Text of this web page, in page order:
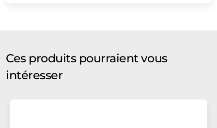
Ces produits pourraient vous
intéresser